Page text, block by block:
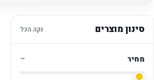
סינון מוצרים נקה הכל
מחיר −